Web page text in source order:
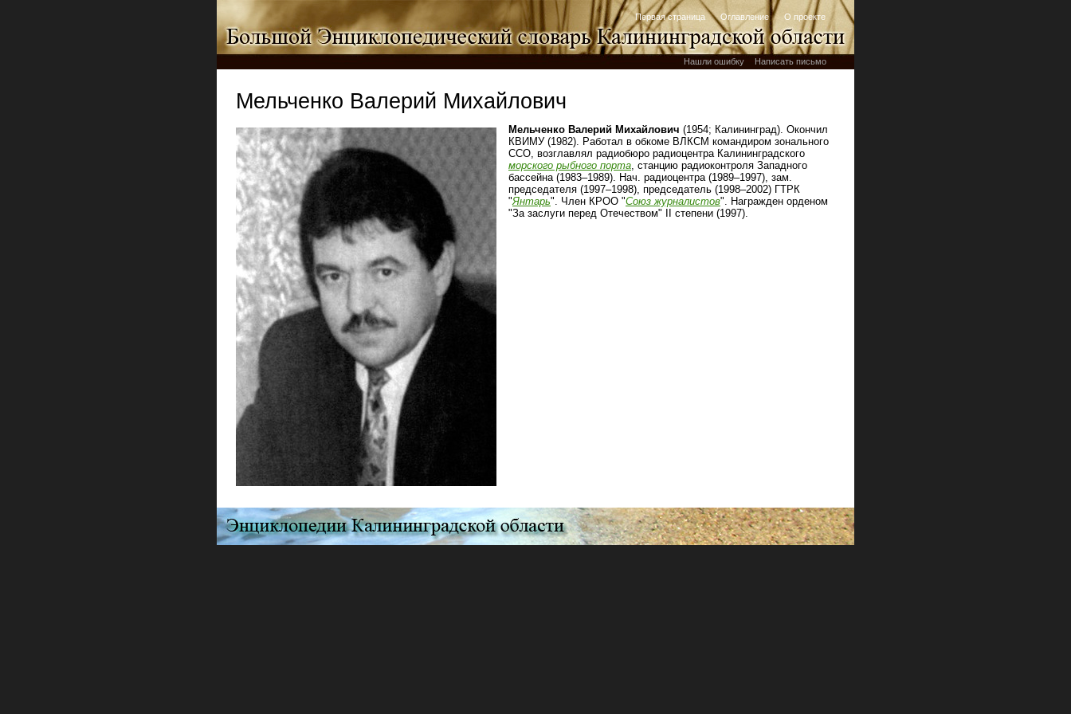
Первая страница Оглавление О проекте
Нашли ошибку Написать письмо
Мельченко Валерий Михайлович
Мельченко Валерий Михайлович (1954; Калининград). Окончил
КВИМУ (1982). Работал в обкоме ВЛКСМ командиром зонального
ССО, возглавлял радиобюро радиоцентра Калининградского
морского рыбного порта, станцию радиоконтроля Западного
бассейна (1983–1989). Нач. радиоцентра (1989–1997), зам.
председателя (1997–1998), председатель (1998–2002) ГТРК
"Янтарь". Член КРОО "Союз журналистов". Награжден орденом
"За заслуги перед Отечеством" II степени (1997).